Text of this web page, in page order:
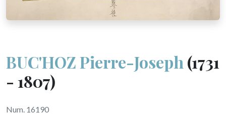
BUC'HOZ Pierre-Joseph (1731
- 1807)
Num. 16190